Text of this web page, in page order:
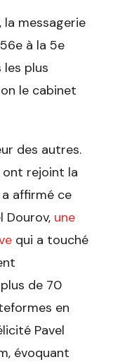
messagerie
à la 5e
plus
le cabinet
des autres.
ont rejoint la
a affirmé ce
Dourov, une
qui a touché
de 70
en
Pavel
évoquant